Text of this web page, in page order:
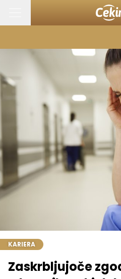
KARIERA
Zaskrbljujoče